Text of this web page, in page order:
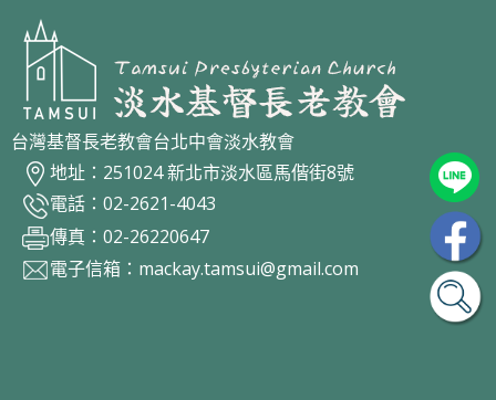
台灣基督長老教會台北中會淡水教會
地址：251024 新北市淡水區馬偕街8號
電話：02-2621-4043
傳真：02-26220647
電子信箱： mackay.tamsui@gmail.com